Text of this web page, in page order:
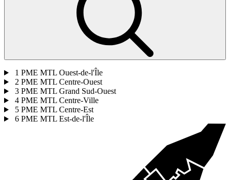
1 PME MTL Ouest-de-l'Île
2 PME MTL Centre-Ouest
3 PME MTL Grand Sud-Ouest
4 PME MTL Centre-Ville
5 PME MTL Centre-Est
6 PME MTL Est-de-l'Île